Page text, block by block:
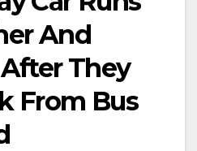
And
They
From Bus